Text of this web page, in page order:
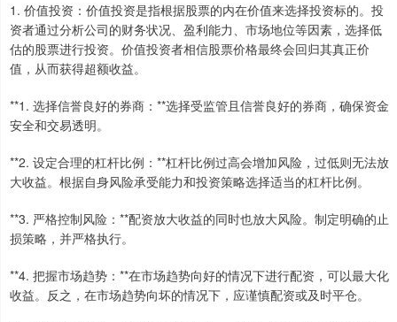
1. 价值投资：价值投资是指根据股票的内在价值来选择投资标的。投
资者通过分析公司的财务状况、盈利能力、市场地位等因素，选择低
估的股票进行投资。价值投资者相信股票价格最终会回归其真正价
值，从而获得超额收益。
**1. 选择信誉良好的券商：**选择受监管且信誉良好的券商，确保资金
安全和交易透明。
**2. 设定合理的杠杆比例：**杠杆比例过高会增加风险，过低则无法放
大收益。根据自身风险承受能力和投资策略选择适当的杠杆比例。
**3. 严格控制风险：**配资放大收益的同时也放大风险。制定明确的止
损策略，并严格执行。
**4. 把握市场趋势：**在市场趋势向好的情况下进行配资，可以最大化
收益。反之，在市场趋势向坏的情况下，应谨慎配资或及时平仓。